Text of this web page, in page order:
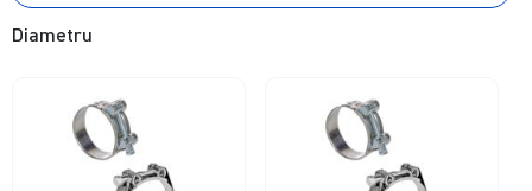
Diametru